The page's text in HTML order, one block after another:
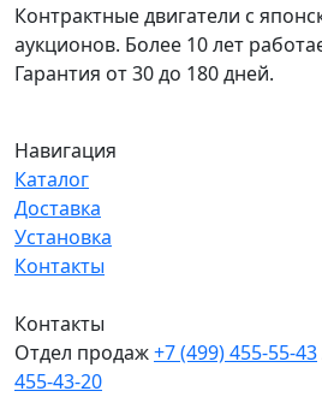
Контрактные двигатели с
аукционов. Более 10 лет
Гарантия от 30 до 180 дней.
Навигация
Каталог
Доставка
Установка
Контакты
Контакты
Отдел продаж+7 (499) 455-55-43
455-43-20